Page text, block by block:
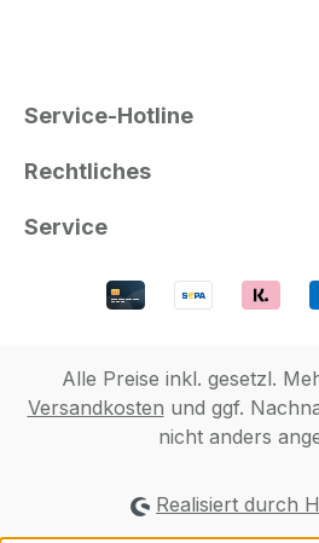
Service-Hotline
Rechtliches
Service
Alle Preise inkl. gesetzl.
Versandkosten und ggf.
nicht anders
Realisiert durch